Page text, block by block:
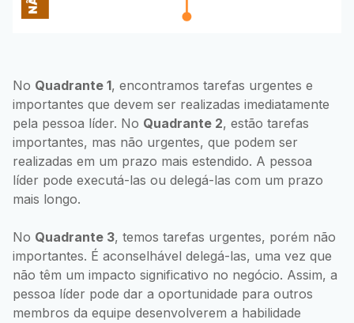
No Quadrante 1, encontramos tarefas urgentes e
importantes que devem ser realizadas imediatamente
pela pessoa líder. No Quadrante 2, estão tarefas
importantes, mas não urgentes, que podem ser
realizadas em um prazo mais estendido. A pessoa
líder pode executá-las ou delegá-las com um prazo
mais longo.
No Quadrante 3, temos tarefas urgentes, porém não
importantes. É aconselhável delegá-las, uma vez que
não têm um impacto significativo no negócio. Assim, a
pessoa líder pode dar a oportunidade para outros
membros da equipe desenvolverem a habilidade